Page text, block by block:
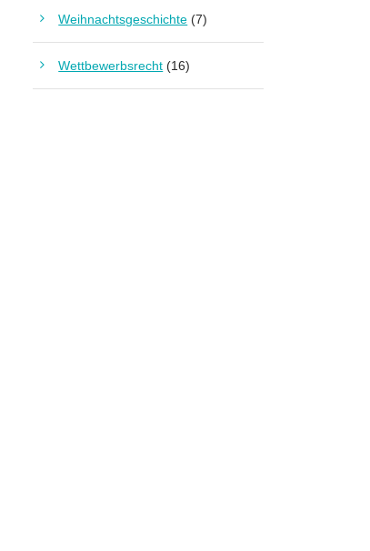
Weihnachtsgeschichte (7)
Wettbewerbsrecht (16)